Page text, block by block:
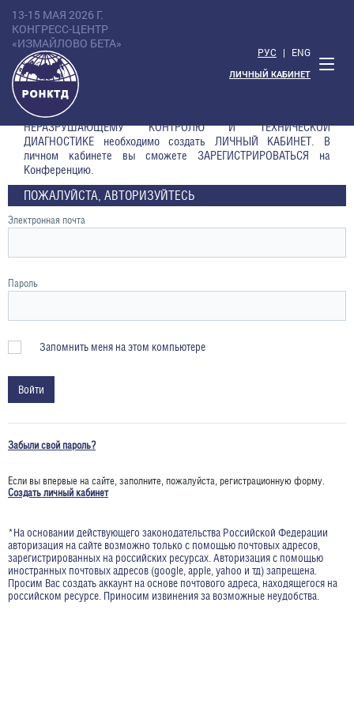
13-15 МАЯ 2026 Г.
КОНГРЕСС-ЦЕНТР
«ИЗМАЙЛОВО БЕТА»
РУС | ENG
ЛИЧНЫЙ КАБИНЕТ
Главная Личный кабинет Регистрация на Конференцию
Для участия в XXIV ВСЕРОССИЙСКОЙ КОНФЕРЕНЦИИ ПО
НЕРАЗРУШАЮЩЕМУ КОНТРОЛЮ И ТЕХНИЧЕСКОЙ
ДИАГНОСТИКЕ необходимо создать ЛИЧНЫЙ КАБИНЕТ. В
личном кабинете вы сможете ЗАРЕГИСТРИРОВАТЬСЯ на
Конференцию.
ПОЖАЛУЙСТА, АВТОРИЗУЙТЕСЬ
Электронная почта
Пароль
Запомнить меня на этом компьютере
Забыли свой пароль?
Если вы впервые на сайте, заполните, пожалуйста, регистрационную форму.
Создать личный кабинет
*На основании действующего законодательства Российской Федерации
авторизация на сайте возможно только с помощью почтовых адресов,
зарегистрированных на российских ресурсах. Авторизация с помощью
иностранных почтовых адресов (google, apple, yahoo и тд) запрещена.
Просим Вас создать аккаунт на основе почтового адреса, находящегося на
российском ресурсе. Приносим извинения за возможные неудобства.